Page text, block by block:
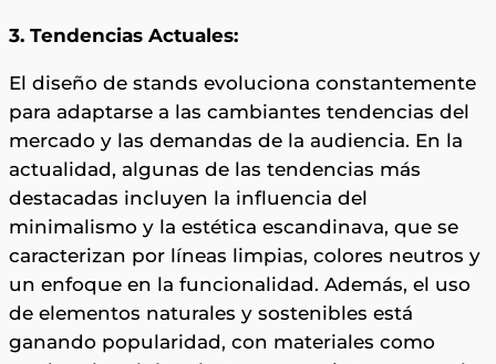
3. Tendencias Actuales:
El diseño de stands evoluciona constantemente
para adaptarse a las cambiantes tendencias del
mercado y las demandas de la audiencia. En la
actualidad, algunas de las tendencias más
destacadas incluyen la influencia del
minimalismo y la estética escandinava, que se
caracterizan por líneas limpias, colores neutros y
un enfoque en la funcionalidad. Además, el uso
de elementos naturales y sostenibles está
ganando popularidad, con materiales como